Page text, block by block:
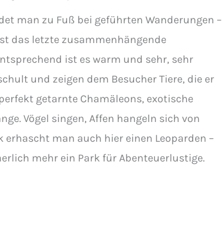
man zu Fuß bei geführten Wanderungen –
das letzte zusammenhängende
ist es warm und sehr, sehr
und zeigen dem Besucher Tiere, die er
getarnte Chamäleons, exotische
Vögel singen, Affen hangeln sich von
man auch hier einen Leoparden –
mehr ein Park für Abenteuerlustige.